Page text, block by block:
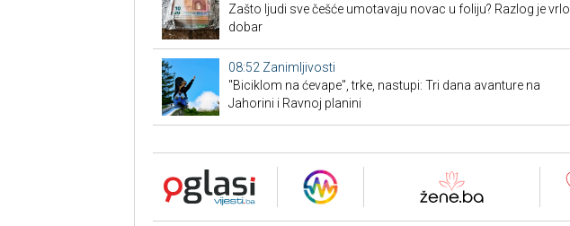
Zašto ljudi sve češće umotavaju novac u foliju? Razlog je vrlo
dobar
08:52 Zanimljivosti
"Biciklom na ćevape", trke, nastupi: Tri dana avanture na
Jahorini i Ravnoj planini